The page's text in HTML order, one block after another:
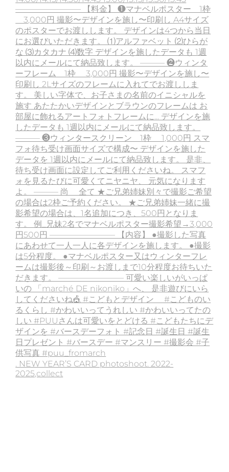
. NEW YEAR’S CARD photoshoot. 2022-
2025,collect